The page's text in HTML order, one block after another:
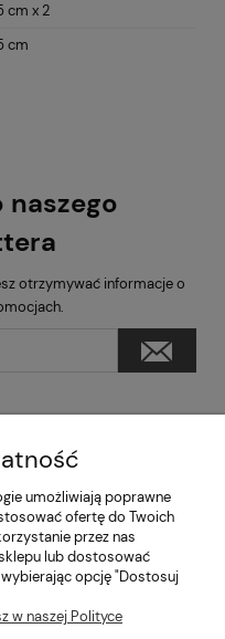
cm x 2
cm
naszego
otrzymywać informacje o
umożliwiają poprawne
ofertę do Twoich
przez nas
lub dostosować
opcję "Dostosuj
w naszej Polityce